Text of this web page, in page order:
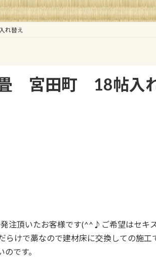
れ替え
畳 宮田町 18帖入
注頂いたお客様です(^^♪ご希望はセキ
らけで藁なので建材床に交換しての施工
です。